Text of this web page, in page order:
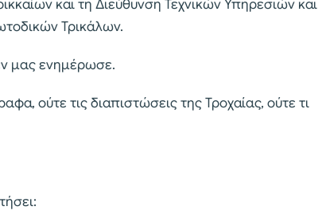
και τη Διεύθυνση Τεχνικών Υπηρεσιών και
Τρικάλων.
μας ενημέρωσε.
ούτε τις διαπιστώσεις της Τροχαίας, ούτε τι